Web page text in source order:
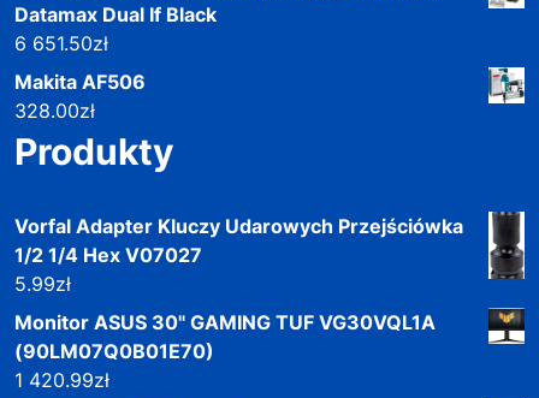
Datamax Dual If Black
6 651.50zł
Makita AF506
328.00zł
Produkty
Vorfal Adapter Kluczy Udarowych Przejściówka
1/2 1/4 Hex V07027
5.99zł
Monitor ASUS 30" GAMING TUF VG30VQL1A
(90LM07Q0B01E70)
1 420.99zł